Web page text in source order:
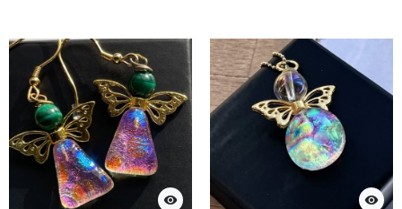
visibility visibility